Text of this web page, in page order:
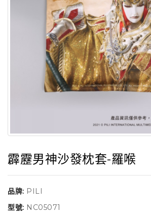
霹靂男神沙發枕套-羅喉
品牌: PILI
型號: NC05071